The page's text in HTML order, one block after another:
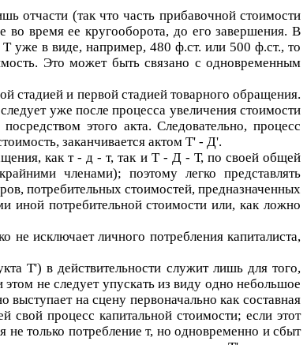
отчасти (так что часть прибавочной стоимости
во время ее кругооборота, до его завершения. В
Туже в виде, например, 480 ф.ст. или 500 ф.ст., то
Это может быть связано с одновременным
стадией и первой стадией товарного обращения.
уже после процесса увеличения стоимости
этого акта. Следовательно, процесс
заканчивается актом Т' - Д'.
какт - д - т, так и Т - Д - Т, по своей общей
членами); поэтому легко представлять
потребительных стоимостей, предназначенных
иной потребительной стоимости или, как ложно
не исключает личного потребления капиталиста,
Т') в действительности служит лишь для того,
не следует упускать из виду одно небольшое
на сцену первоначально как составная
процесс капитальной стоимости; если этот
не только потреблениет, но одновременно и сбыт